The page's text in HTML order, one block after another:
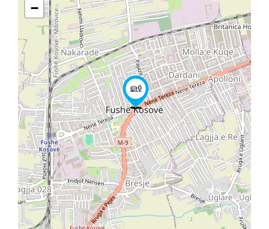
−